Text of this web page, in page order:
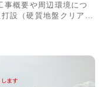
設（硬質地盤クリア工